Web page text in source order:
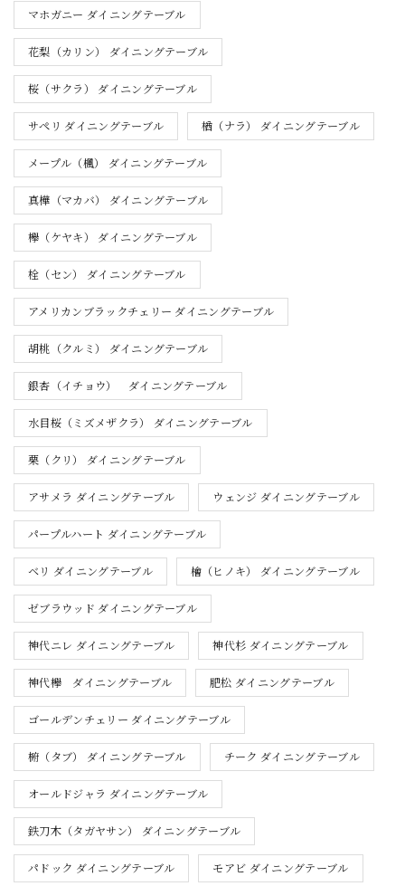
マホガニー ダイニングテーブル
花梨（カリン） ダイニングテーブル
桜（サクラ） ダイニングテーブル
サペリ ダイニングテーブル 楢（ナラ） ダイニングテーブル
メープル（楓） ダイニングテーブル
真樺（マカバ） ダイニングテーブル
欅（ケヤキ） ダイニングテーブル
栓（セン） ダイニングテーブル
アメリカンブラックチェリー ダイニングテーブル
胡桃（クルミ） ダイニングテーブル
銀杏（イチョウ） ダイニングテーブル
水目桜（ミズメザクラ） ダイニングテーブル
栗（クリ） ダイニングテーブル
アサメラ ダイニングテーブル ウェンジ ダイニングテーブル
パープルハート ダイニングテーブル
ベリ ダイニングテーブル 檜（ヒノキ） ダイニングテーブル
ゼブラウッド ダイニングテーブル
神代ニレ ダイニングテーブル 神代杉 ダイニングテーブル
神代欅 ダイニングテーブル 肥松 ダイニングテーブル
ゴールデンチェリー ダイニングテーブル
椨（タブ） ダイニングテーブル チーク ダイニングテーブル
オールドジャラ ダイニングテーブル
鉄刀木（タガヤサン） ダイニングテーブル
パドック ダイニングテーブル モアビ ダイニングテーブル